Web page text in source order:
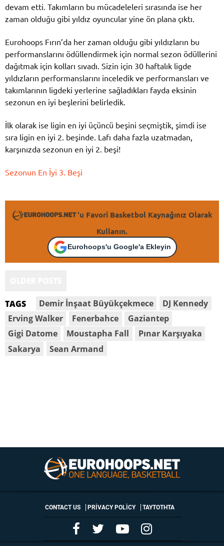
devam etti. Takımların bu mücadeleleri sırasında ise her
zaman olduğu gibi yıldız oyuncular yine ön plana çıktı.
Eurohoops Fırın’da her zaman olduğu gibi yıldızların bu
performanslarını ödüllendirmek için normal sezon ödüllerini
dağıtmak için kolları sıvadı. Sizin için 30 haftalık ligde
yıldızların performanslarını inceledik ve performansları ve
takımlarının ligdeki yerlerine sağladıkları fayda eksinin
sezonun en iyi beşlerini belirledik.
İlk olarak ise ligin en iyi üçüncü beşini seçmiştik, şimdi ise
sıra ligin en iyi 2. beşinde. Lafı daha fazla uzatmadan,
karşınızda sezonun en iyi 2. beşi!
Sezonun En İyi 3. Beşi
'u Favori Basketbol Kaynağınız Olarak
Kullanın.
Eurohoops'u Google'a Ekleyin
TAGS Demir İnşaat Büyükçekmece
DJ Kennedy
Erving Walker
Fenerbahce
Gaziantep
Gigi Datome
Moustapha Fall
Pınar Karşıyaka
Sakarya
Sean Armand
CONTACT US PRIVACY POLICY ΤΑΥΤΟΤΗΤΑ